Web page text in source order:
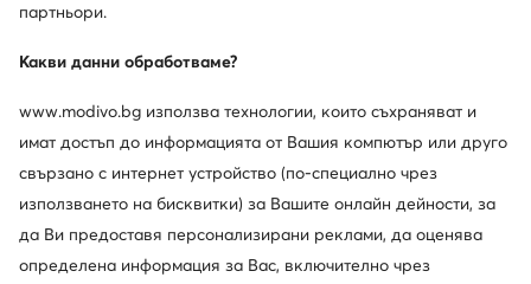
Промоция
adidas
Актуална цена
103,28€
още 15% Код: SUMMER
CMP
75,99€
партньори.
Какви данни обработваме?
www.modivo.bg използва технологии, които съхраняват и
имат достъп до информацията от Вашия компютър или друго
свързано с интернет устройство (по-специално чрез
използването на бисквитки) за Вашите онлайн дейности, за
да Ви предоставя персонализирани реклами, да оценява
определена информация за Вас, включително чрез